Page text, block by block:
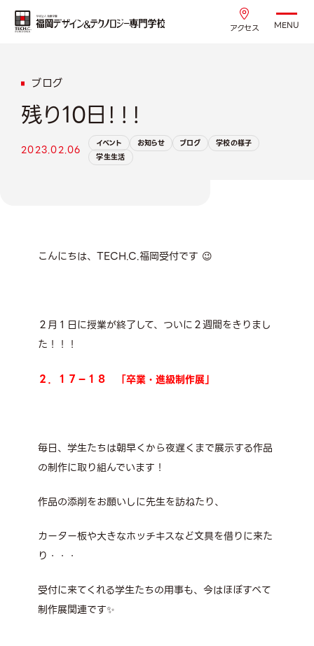
アクセス MENU
ブログ
残り10日！！！
2023.02.06 イベント お知らせ ブログ
学校の様子
学生生活
こんにちは、TECH.C.福岡受付です 😉
２月１日に授業が終了して、ついに２週間をきりまし
た！！！
２．１７－１８ 「卒業・進級制作展」
毎日、学生たちは朝早くから夜遅くまで展示する作品
の制作に取り組んでいます！
作品の添削をお願いしに先生を訪ねたり、
カーター板や大きなホッチキスなど文具を借りに来た
り・・・
受付に来てくれる学生たちの用事も、今はほぼすべて
制作展関連です✨